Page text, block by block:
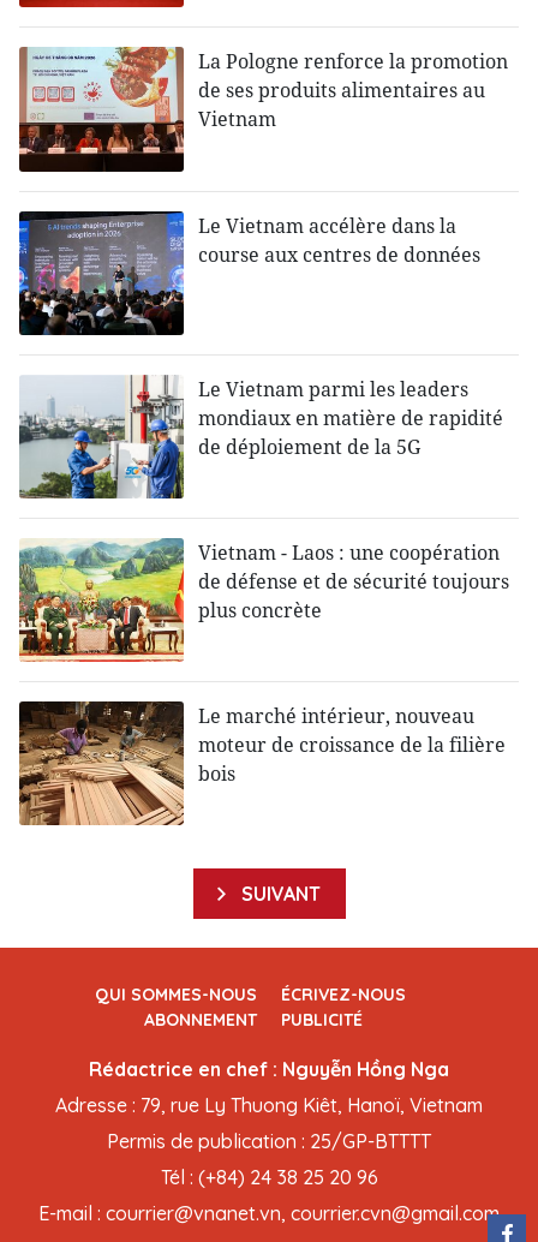
La Pologne renforce la promotion
de ses produits alimentaires au
Vietnam
Le Vietnam accélère dans la
course aux centres de données
Le Vietnam parmi les leaders
mondiaux en matière de rapidité
de déploiement de la 5G
Vietnam - Laos : une coopération
de défense et de sécurité toujours
plus concrète
Le marché intérieur, nouveau
moteur de croissance de la filière
bois
SUIVANT
QUI SOMMES-NOUS
ÉCRIVEZ-NOUS
ABONNEMENT
PUBLICITÉ
Rédactrice en chef : Nguyễn Hồng Nga
Adresse : 79, rue Ly Thuong Kiêt, Hanoï, Vietnam
Permis de publication : 25/GP-BTTTT
Tél : (+84) 24 38 25 20 96
E-mail : courrier@vnanet.vn, courrier.cvn@gmail.com